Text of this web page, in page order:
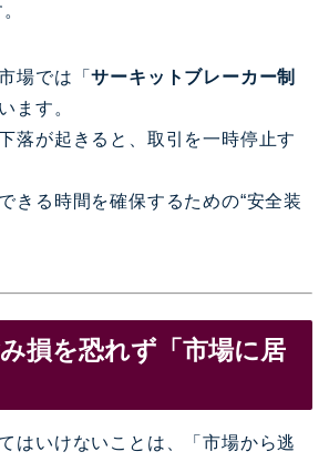
場では「サーキットブレーカー制
ます。
落が起きると、取引を一時停止す
きる時間を確保するための“安全装
損を恐れず「市場に居
はいけないことは、「市場から逃